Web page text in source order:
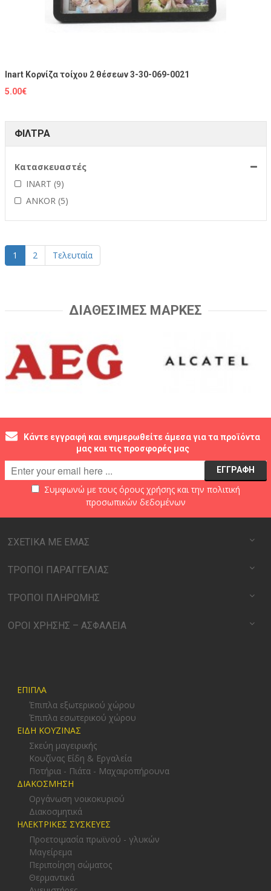
Inart Κορνίζα τοίχου 2 θέσεων 3-30-069-0021
5.00€
ΦΙΛΤΡΑ
Κατασκευαστές
INART (9)
ANKOR (5)
1 2 Τελευταία
ΔΙΑΘΕΣΙΜΕΣ ΜΑΡΚΕΣ
Κάντε εγγραφή και ενημερωθείτε άμεσα για τα προϊόντα
μας και τις προσφορές μας
Συμφωνώ με τους όρους χρήσηςκαι την πολιτική
προσωπικών δεδομένων
ΣΧΕΤΙΚΑ ΜΕ ΕΜΑΣ
ΤΡΟΠΟΙ ΠΑΡΑΓΓΕΛΙΑΣ
ΤΡΟΠΟΙ ΠΛΗΡΩΜΗΣ
ΟΡΟΙ ΧΡΗΣΗΣ – ΑΣΦΑΛΕΙΑ
ΕΠΙΠΛΑ
Έπιπλα εξωτερικού χώρου
Έπιπλα εσωτερικού χώρου
ΕΙΔΗ ΚΟΥΖΙΝΑΣ
Σκεύη μαγειρικής
Κουζίνας Είδη & Εργαλεία
Ποτήρια - Πιάτα - Μαχαιροπήρουνα
ΔΙΑΚΟΣΜΗΣΗ
Οργάνωση νοικοκυριού
Διακοσμητικά
ΗΛΕΚΤΡΙΚΕΣ ΣΥΣΚΕΥΕΣ
Προετοιμασία πρωϊνού - γλυκών
Μαγείρεμα
Περιποίηση σώματος
Θερμαντικά